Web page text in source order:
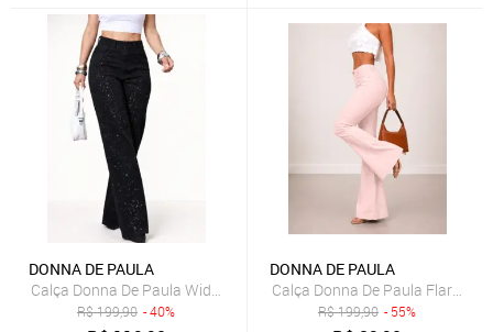
DONNA DE PAULA
Calça Donna De Paula Wide Leg Preta Com Brilhos E Strass Cintura
R$199,90 - 40%
DONNA DE PAULA
Calça Donna De Paula Flare
R$199,90 - 55%